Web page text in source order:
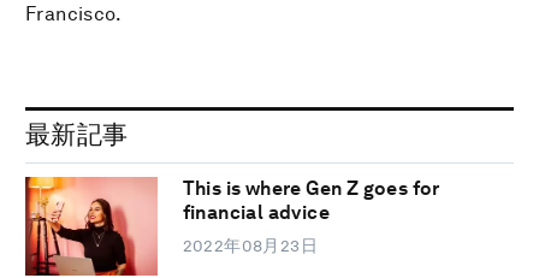
Francisco.
最新記事
This is where Gen Z goes for
financial advice
2022年08月23日